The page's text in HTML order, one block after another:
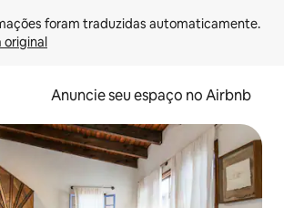
original
Anuncie seu espaço no Airbnb